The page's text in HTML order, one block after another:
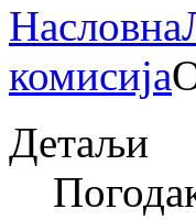
Насловна
комисија
Детаљи